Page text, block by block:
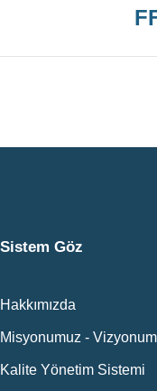
Sistem Göz
Hakkımızda
Misyonumuz -
Kalite Yönetim Sistemi